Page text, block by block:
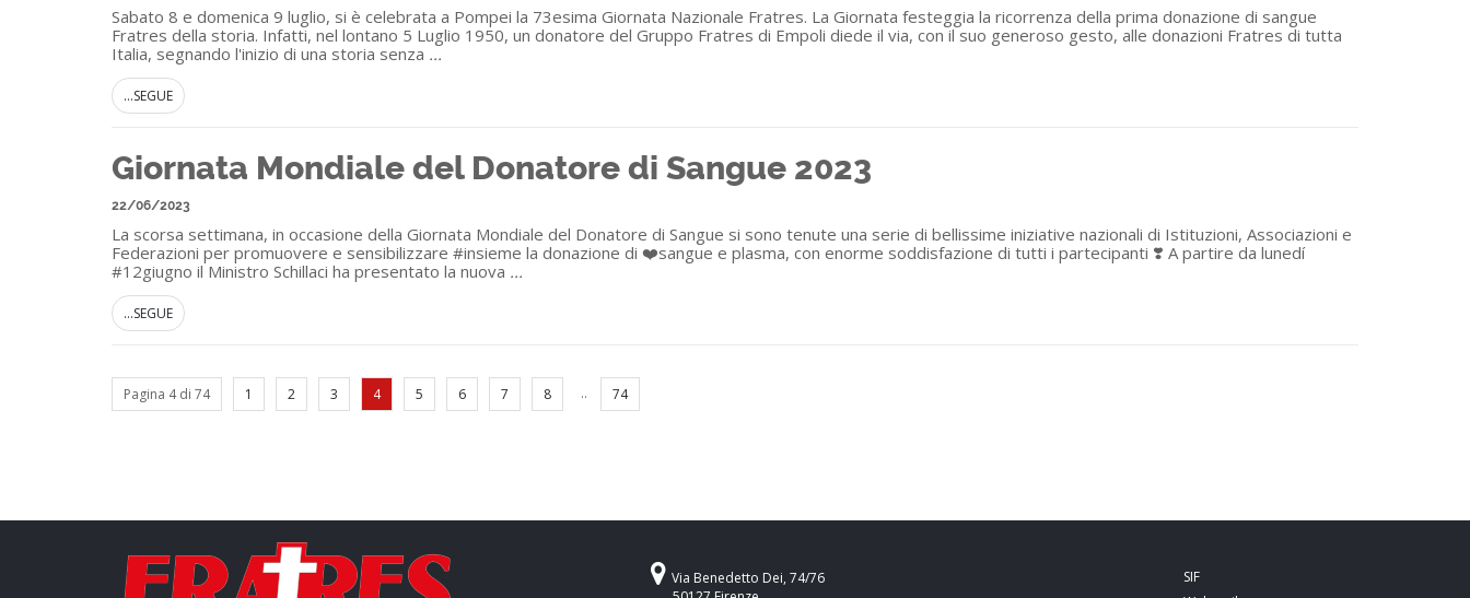
Sabato 8 e domenica 9 luglio, si è celebrata a Pompei la 73esima Giornata Nazionale Fratres. La Giornata festeggia la ricorrenza della prima donazione di sangue
Fratres della storia. Infatti, nel lontano 5 Luglio 1950, un donatore del Gruppo Fratres di Empoli diede il via, con il suo generoso gesto, alle donazioni Fratres di tutta
Italia, segnando l'inizio di una storia senza ...
...SEGUE
Giornata Mondiale del Donatore di Sangue 2023
22/06/2023
La scorsa settimana, in occasione della Giornata Mondiale del Donatore di Sangue si sono tenute una serie di bellissime iniziative nazionali di Istituzioni, Associazioni e
Federazioni per promuovere e sensibilizzare #insieme la donazione di ❤️sangue e plasma, con enorme soddisfazione di tutti i partecipanti ❣️ A partire da lunedí
#12giugno il Ministro Schillaci ha presentato la nuova ...
...SEGUE
Pagina 4 di 74 1 2 3 4 5 6 7 8 .. 74
Via Benedetto Dei, 74/76
SIF